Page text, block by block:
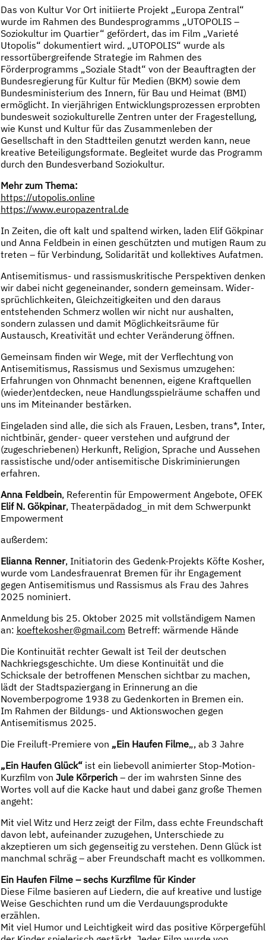
Das von Kultur Vor Ort initiierte Projekt „Europa Zentral“
wurde im Rahmen des Bundesprogramms „UTOPOLIS –
Soziokultur im Quartier“ gefördert, das im Film „Varieté
Utopolis“ dokumentiert wird. „UTOPOLIS“ wurde als
ressortübergreifende Strategie im Rahmen des
Förderprogramms „Soziale Stadt“ von der Beauftragten der
Bundesregierung für Kultur für Medien (BKM) sowie dem
Bundesministerium des Innern, für Bau und Heimat (BMI)
ermöglicht. In vierjährigen Entwicklungsprozessen erprobten
bundesweit soziokulturelle Zentren unter der Fragestellung,
wie Kunst und Kultur für das Zusammenleben der
Gesellschaft in den Stadtteilen genutzt werden kann, neue
kreative Beteiligungsformate. Begleitet wurde das Programm
durch den Bundesverband Soziokultur.
Mehr zum Thema:
https://utopolis.online
https://www.europazentral.de
In Zeiten, die oft kalt und spaltend wirken, laden Elif Gökpinar
und Anna Feldbein in einen geschützten und mutigen Raum zu
treten – für Verbindung, Solidarität und kollektives Aufatmen.
Antisemitismus- und rassismuskritische Perspektiven denken
wir dabei nicht gegeneinander, sondern gemeinsam. Wider-
sprüchlichkeiten, Gleichzeitigkeiten und den daraus
entstehenden Schmerz wollen wir nicht nur aushalten,
sondern zulassen und damit Möglichkeitsräume für
Austausch, Kreativität und echter Veränderung öffnen.
Gemeinsam finden wir Wege, mit der Verflechtung von
Antisemitismus, Rassismus und Sexismus umzugehen:
Erfahrungen von Ohnmacht benennen, eigene Kraftquellen
(wieder)entdecken, neue Handlungsspielräume schaffen und
uns im Miteinander bestärken.
Eingeladen sind alle, die sich als Frauen, Lesben, trans*, Inter,
nichtbinär, gender- queer verstehen und aufgrund der
(zugeschriebenen) Herkunft, Religion, Sprache und Aussehen
rassistische und/oder antisemitische Diskriminierungen
erfahren.
Anna Feldbein, Referentin für Empowerment Angebote, OFEK
Elif N. Gökpinar, Theaterpädadog_in mit dem Schwerpunkt
Empowerment
außerdem:
Elianna Renner, Initiatorin des Gedenk-Projekts Köfte Kosher,
wurde vom Landesfrauenrat Bremen für ihr Engagement
gegen Antisemitismus und Rassismus als Frau des Jahres
2025 nominiert.
Anmeldung bis 25. Oktober 2025 mit vollständigem Namen
an: koeftekosher@gmail.com Betreff: wärmende Hände
Die Kontinuität rechter Gewalt ist Teil der deutschen
Nachkriegsgeschichte. Um diese Kontinuität und die
Schicksale der betroffenen Menschen sichtbar zu machen,
lädt der Stadtspaziergang in Erinnerung an die
Novemberpogrome 1938 zu Gedenkorten in Bremen ein.
Im Rahmen der Bildungs- und Aktionswochen gegen
Antisemitismus 2025.
Die Freiluft-Premiere von „Ein Haufen Filme„, ab 3 Jahre
„Ein Haufen Glück“ist ein liebevoll animierter Stop-Motion-
Kurzfilm von Jule Körperich– der im wahrsten Sinne des
Wortes voll auf die Kacke haut und dabei ganz große Themen
angeht:
Mit viel Witz und Herz zeigt der Film, dass echte Freundschaft
davon lebt, aufeinander zuzugehen, Unterschiede zu
akzeptieren um sich gegenseitig zu verstehen. Denn Glück ist
manchmal schräg – aber Freundschaft macht es vollkommen.
Ein Haufen Filme – sechs Kurzfilme für Kinder
Diese Filme basieren auf Liedern, die auf kreative und lustige
Weise Geschichten rund um die Verdauungsprodukte
erzählen.
Mit viel Humor und Leichtigkeit wird das positive Körpergefühl